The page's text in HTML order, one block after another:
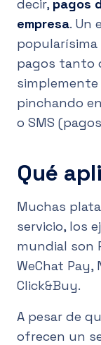
decir, pagos
empresa. Un
popularísima
pagos tanto
simplemente
pinchando
o SMS
Qué
Muchas
servicio, los
mundial son
WeChat Pay,
Click&Buy.
A pesar de
ofrecen un